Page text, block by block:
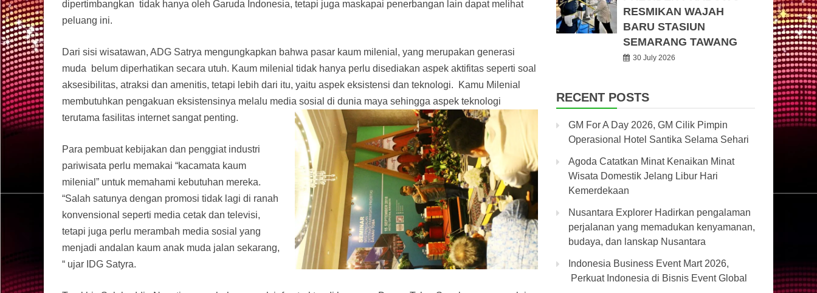
dipertimbangkan tidak hanya oleh Garuda Indonesia, tetapi juga maskapai penerbangan lain dapat melihat
peluang ini.
Dari sisi wisatawan, ADG Satrya mengungkapkan bahwa pasar kaum milenial, yang merupakan generasi
muda belum diperhatikan secara utuh. Kaum milenial tidak hanya perlu disediakan aspek aktifitas seperti soal
aksesibilitas, atraksi dan amenitis, tetapi lebih dari itu, yaitu aspek eksistensi dan teknologi. Kamu Milenial
membutuhkan pengakuan eksistensinya melalu media sosial di dunia maya sehingga aspek teknologi
terutama fasilitas internet sangat penting.
Para pembuat kebijakan dan penggiat industri
pariwisata perlu memakai “kacamata kaum
milenial” untuk memahami kebutuhan mereka.
“Salah satunya dengan promosi tidak lagi di ranah
konvensional seperti media cetak dan televisi,
tetapi juga perlu merambah media sosial yang
menjadi andalan kaum anak muda jalan sekarang,
“ ujar IDG Satyra.
RESMIKAN WAJAH
BARU STASIUN
SEMARANG TAWANG
30 July 2026
RECENT POSTS
GM For A Day 2026, GM Cilik Pimpin
Operasional Hotel Santika Selama Sehari
Agoda Catatkan Minat Kenaikan Minat
Wisata Domestik Jelang Libur Hari
Kemerdekaan
Nusantara Explorer Hadirkan pengalaman
perjalanan yang memadukan kenyamanan,
budaya, dan lanskap Nusantara
Indonesia Business Event Mart 2026,
Perkuat Indonesia di Bisnis Event Global